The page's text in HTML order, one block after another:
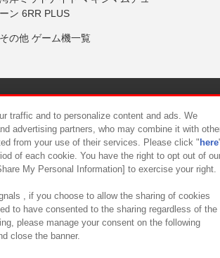
ーン 6RR PLUS
その他 ゲーム機一覧
提供について カスタマーハラスメント対応方
traffic and to personalize content and ads. We
advertising partners, who may combine it with
from your use of their services. Please click " here
of each cookie. You have the right to opt out of
My Personal Information] to exercise your right.
, if you choose to allow the sharing of cookies
to have consented to the sharing regardless of the
please manage your consent on the following
close the banner.